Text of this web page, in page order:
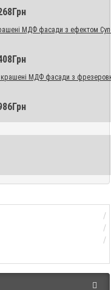
МДФ фасади з ефектом
крашені МДФ фасади з